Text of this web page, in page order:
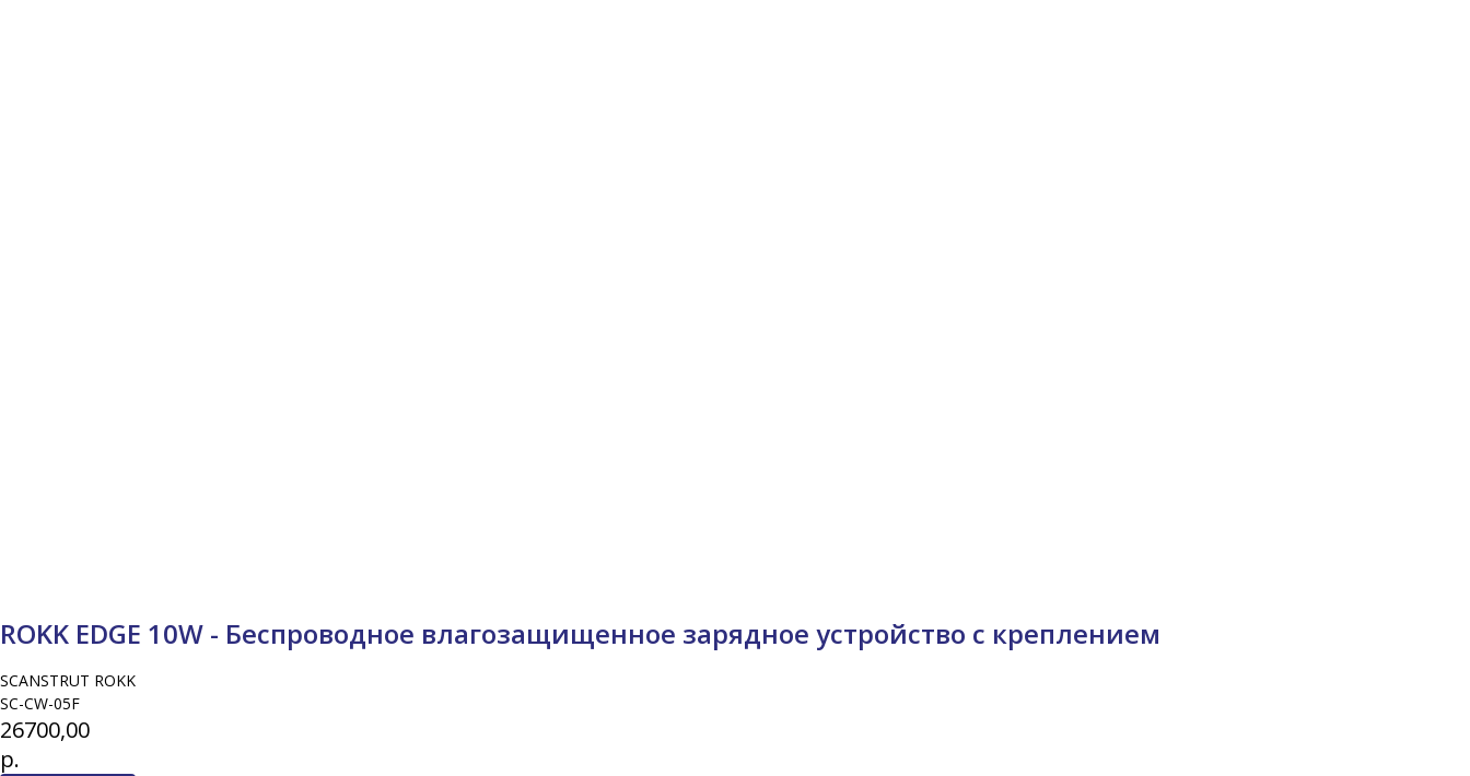
ROKK EDGE 10W - Беспроводное влагозащищенное зарядное устройство с креплением
SCANSTRUT ROKK
SC-CW-05F
26700,00
р.